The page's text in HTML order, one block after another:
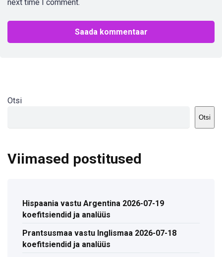
next time I comment.
Otsi
Otsi
Viimased postitused
Hispaania vastu Argentina 2026-07-19
koefitsiendid ja analüüs
Prantsusmaa vastu Inglismaa 2026-07-18
koefitsiendid ja analüüs